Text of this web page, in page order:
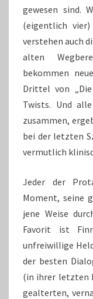
gewesen sind.
(eigentlich
verstehen auch
alten
bekommen
Drittel von
Twists. Und
zusammen,
bei der letzten
vermutlich
Jeder der
Moment, seine
jene Weise
Favorit ist
unfreiwillige
der besten
(in ihrer letzten
gealterten,